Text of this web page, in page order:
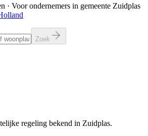
· Voor ondernemers in gemeente Zuidplas
Zoek
regeling bekend in Zuidplas.